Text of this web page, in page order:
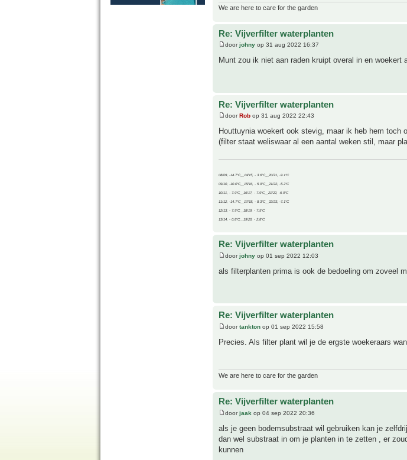
We are here to care for the garden
Re: Vijverfilter waterplanten
doorjohny op 31 aug 2022 16:37
Munt zou ik niet aan raden kruipt overal in en woekert
Re: Vijverfilter waterplanten
door Rob op 31 aug 2022 22:43
Houttuynia woekert ook stevig, maar ik heb hem toch
(filter staat weliswaar al een aantal weken stil, maar
08/09, -14.7°C__14/15, - 3.6°C__20/21, -9.1°C
09/10, -10.0°C__15/16, - 5.9°C__21/22, -5.2°C
10/11, - 7.9°C__16/17, - 7.9°C__21/22, -6.9°C
11/12, -14.7°C__17/18, - 8.3°C__22/23, -7.1°C
12/13, - 7.9°C__18/19, - 7.5°C
13/14, - 0.8°C__19/20, - 2.8°C
Re: Vijverfilter waterplanten
doorjohny op 01 sep 2022 12:03
als filterplanten prima is ook de bedoeling om zoveel
Re: Vijverfilter waterplanten
doortankton op 01 sep 2022 15:58
Precies. Als filter plant wil je de ergste woekeraars
We are here to care for the garden
Re: Vijverfilter waterplanten
doorjaak op 04 sep 2022 20:36
als je geen bodemsubstraat wil gebruiken kan je
dan wel substraat in om je planten in te zetten , er
kunnen